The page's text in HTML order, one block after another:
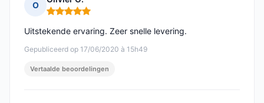
O
Opmerking: 5 van 5
Gepubliceerd op 17/06/2020 à 15h49
Uitstekende ervaring. Zeer snelle levering.
Vertaalde beoordelingen